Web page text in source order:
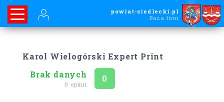
powiat-siedlecki.pl
Baza firm
Karol Wielogórski Expert Print
Brak danych
0 opinii
Ocena
0